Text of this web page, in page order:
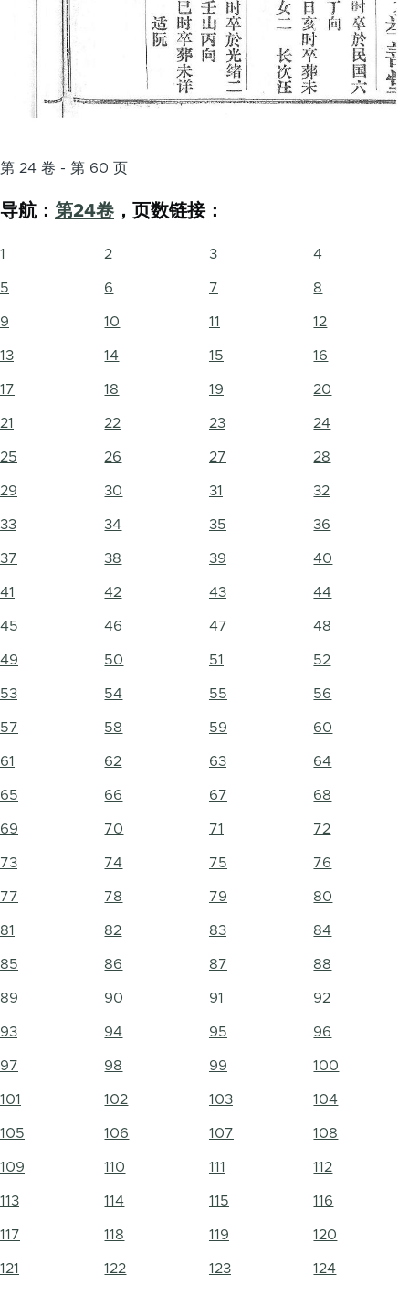
第 24 卷 - 第 60 页
导航： 第24卷 ，页数链接：
1 2 3 4
5 6 7 8
9 10 11 12
13 14 15 16
17 18 19 20
21 22 23 24
25 26 27 28
29 30 31 32
33 34 35 36
37 38 39 40
41 42 43 44
45 46 47 48
49 50 51 52
53 54 55 56
57 58 59 60
61 62 63 64
65 66 67 68
69 70 71 72
73 74 75 76
77 78 79 80
81 82 83 84
85 86 87 88
89 90 91 92
93 94 95 96
97 98 99 100
101 102 103 104
105 106 107 108
109 110 111 112
113 114 115 116
117 118 119 120
121 122 123 124